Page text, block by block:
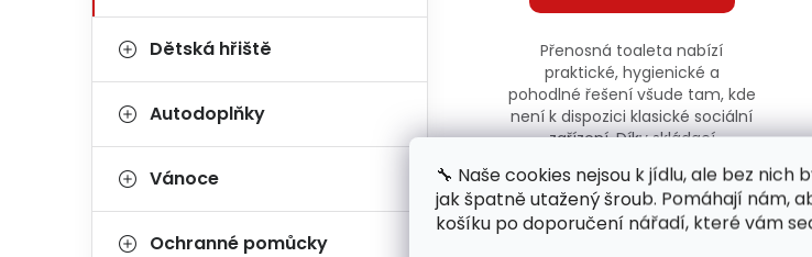
🔧 Naše cookies nejsou k jídlu, ale bez
jak špatně utažený šroub. Pomáhají nám,
košíku po doporučení nářadí, které vám
Dětská hřiště
Autodoplňky
Vánoce
Ochranné pomůcky
Přenosná toaleta nabízí
praktické, hygienické a
pohodlné řešení všude tam, kde
není k dispozici klasické sociální
zařízení. Díky skládací
Skladem R1826